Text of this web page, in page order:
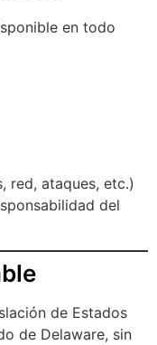
en todo
red, ataques, etc.)
del
de Estados
de Delaware, sin